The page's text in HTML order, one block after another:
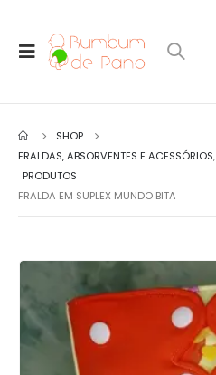
SHOP
FRALDAS, ABSORVENTES E ACESSÓRIOS,
PRODUTOS
FRALDA EM SUPLEX MUNDO BITA